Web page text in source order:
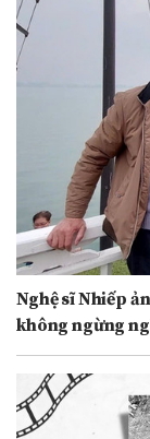
Nghệ sĩ Nhiếp
không ngừng